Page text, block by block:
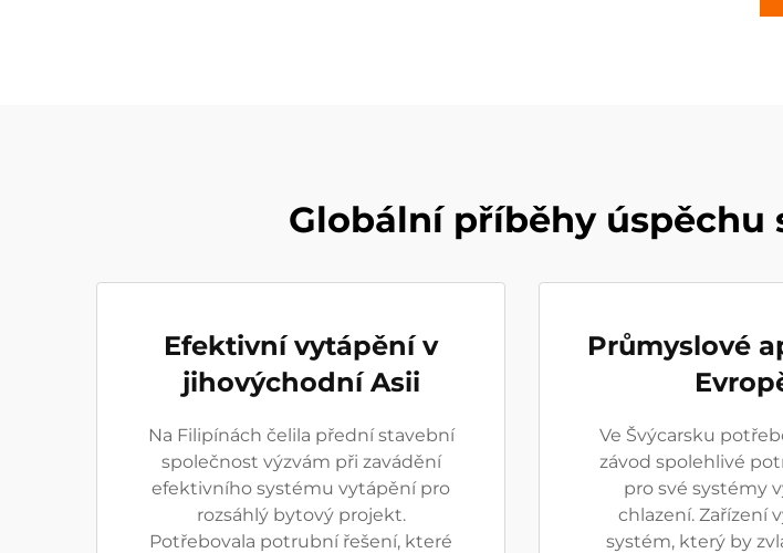
Globální příběhy úspěchu
Efektivní vytápění v
jihovýchodní Asii
Na Filipínách čelila přední stavební
společnost výzvám při zavádění
efektivního systému vytápění pro
rozsáhlý bytový projekt.
Potřebovala potrubní řešení, které
Průmyslové
Ve Švýcarsku
závod spolehlivé
pro své systémy
chlazení. Zařízení
systém, který by